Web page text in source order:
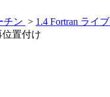
チン > 1.4 Fortran ライ
位置付け